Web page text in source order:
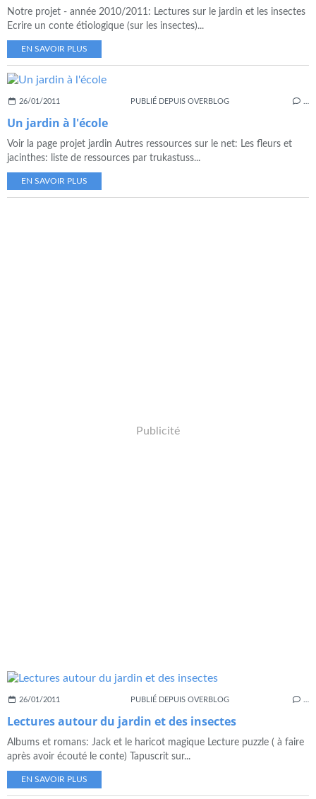
Notre projet - année 2010/2011: Lectures sur le jardin et les insectes
Ecrire un conte étiologique (sur les insectes)...
EN SAVOIR PLUS
26/01/2011 PUBLIÉ DEPUIS OVERBLOG
Un jardin à l'école
Voir la page projet jardin Autres ressources sur le net: Les fleurs et
jacinthes: liste de ressources par trukastuss...
EN SAVOIR PLUS
Publicité
26/01/2011 PUBLIÉ DEPUIS OVERBLOG
Lectures autour du jardin et des insectes
Albums et romans: Jack et le haricot magique Lecture puzzle ( à faire
après avoir écouté le conte) Tapuscrit sur...
EN SAVOIR PLUS